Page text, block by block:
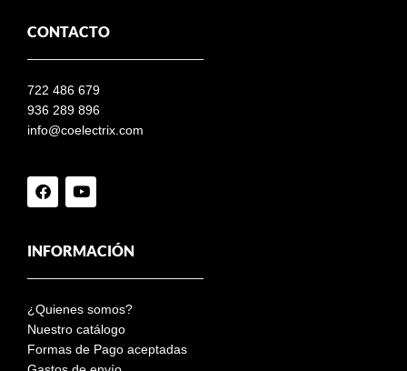
CONTACTO
722 486 679
936 289 896
info@coelectrix.com
INFORMACIÓN
¿Quienes somos?
Nuestro catálogo
Formas de Pago aceptadas